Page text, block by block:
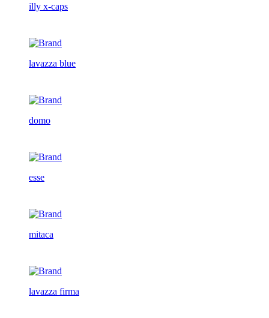
illy x-caps
lavazza blue
domo
esse
mitaca
lavazza firma